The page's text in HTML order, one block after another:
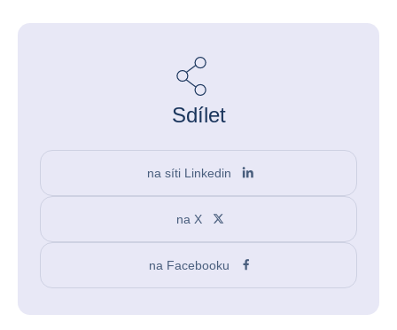
Sdílet
na síti Linkedin
na X
na Facebooku